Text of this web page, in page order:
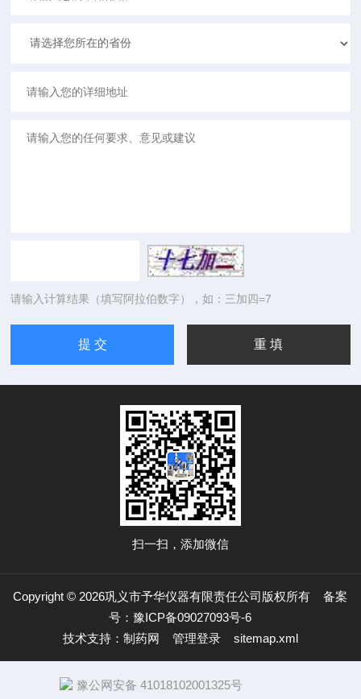
请输入计算结果（填写阿拉伯数字），如：三加四=7
扫一扫，添加微信
Copyright © 2026巩义市予华仪器有限责任公司版权所有备案
号：豫ICP备09027093号-6
技术支持： 制药网 管理登录 sitemap.xml
豫公网安备 41018102001325号